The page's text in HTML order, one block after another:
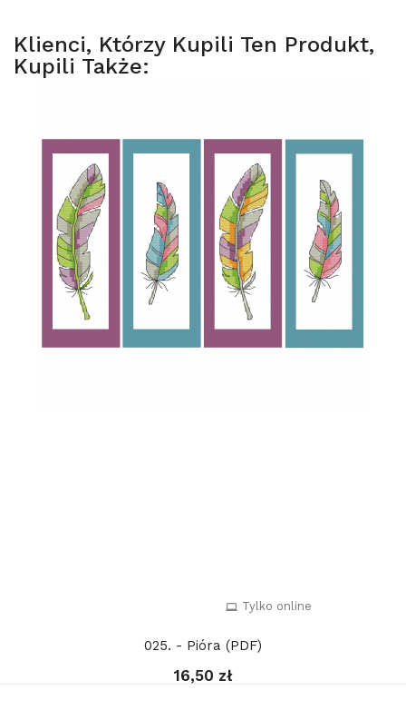
Klienci, Którzy Kupili Ten Produkt,
Kupili Także:
Tylko online
025. - Pióra (PDF)
16,50 zł